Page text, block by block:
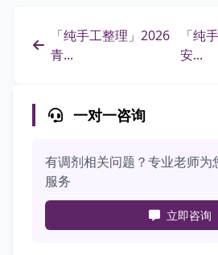
「纯手工整理」2026
青...
「纯
安...
一对一咨询
有调剂相关问题？专业老师为
服务
立即咨询